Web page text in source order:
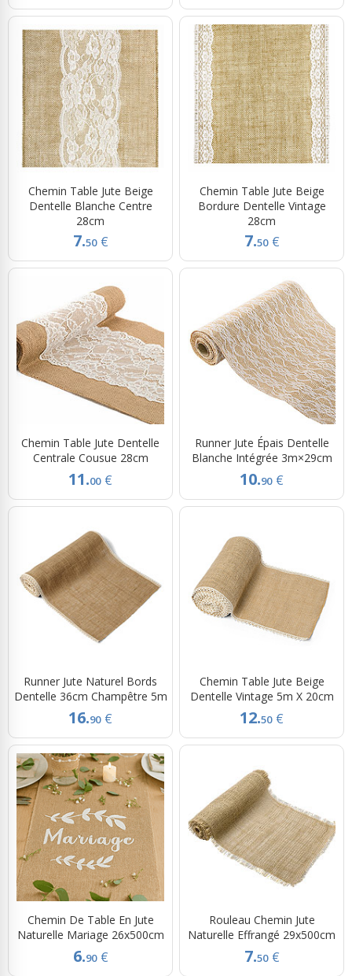
Chemin Table Jute Beige
Dentelle Blanche Centre
28cm
7.50 €
Chemin Table Jute Beige
Bordure Dentelle Vintage
28cm
7.50 €
Chemin Table Jute Dentelle
Centrale Cousue 28cm
11.00 €
Runner Jute Épais Dentelle
Blanche Intégrée 3m×29cm
10.90 €
Runner Jute Naturel Bords
Dentelle 36cm Champêtre 5m
16.90 €
Chemin Table Jute Beige
Dentelle Vintage 5m X 20cm
12.50 €
Chemin De Table En Jute
Naturelle Mariage 26x500cm
6.90 €
Rouleau Chemin Jute
Naturelle Effrangé 29x500cm
7.50 €